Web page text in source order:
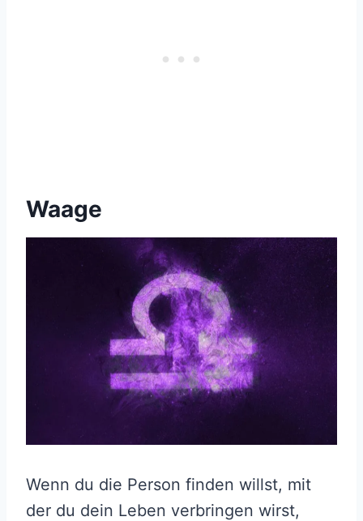
Waage
Wenn du die Person finden willst, mit
der du dein Leben verbringen wirst,